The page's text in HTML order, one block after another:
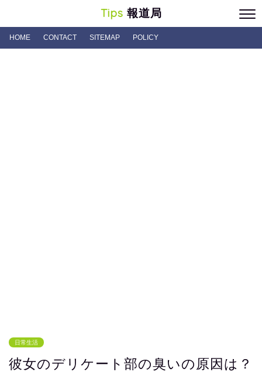
Tips 報道局
HOME CONTACT SITEMAP POLICY
日常生活
彼女のデリケート部の臭いの原因は？